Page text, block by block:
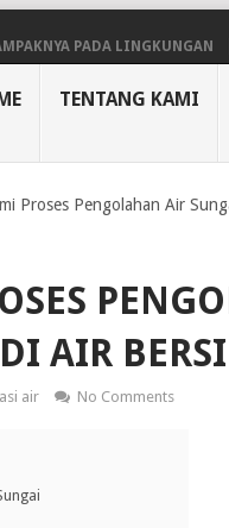
PADA LINGKUNGAN
AIR
TENTANG KAMI
Proses Pengolahan Air
AIR
air No Comments